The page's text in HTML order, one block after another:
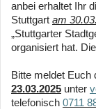
anbei erhaltet Ihr
Stuttgart am
„Stuttgarter
organisiert hat.
Bitte meldet Euch
23.03.2025 unter
telefonisch 0711